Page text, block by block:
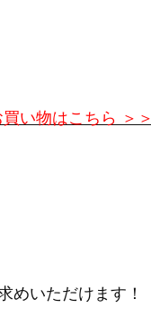
い物はこちら ＞＞
めいただけます！